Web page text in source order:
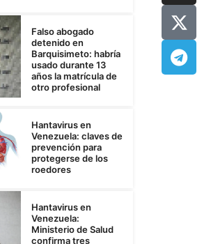
Falso abogado
detenido en
Barquisimeto: habría
usado durante 13
años la matrícula de
otro profesional
Hantavirus en
Venezuela: claves de
prevención para
protegerse de los
roedores
Hantavirus en
Venezuela:
Ministerio de Salud
confirma tres